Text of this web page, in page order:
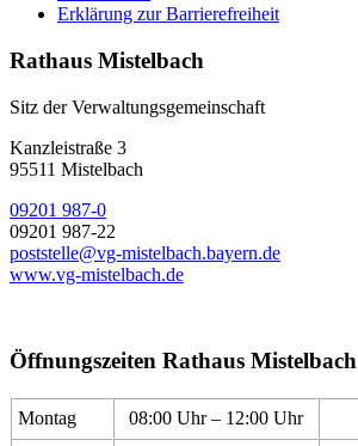
Erklärung zur Barrierefreiheit
Rathaus Mistelbach
Sitz der Verwaltungsgemeinschaft
Kanzleistraße 3
95511 Mistelbach
09201 987-0
09201 987-22
poststelle@vg-mistelbach.bayern.de
www.vg-mistelbach.de
Öffnungszeiten Rathaus Mistelbach
Montag 08:00 Uhr – 12:00 Uhr